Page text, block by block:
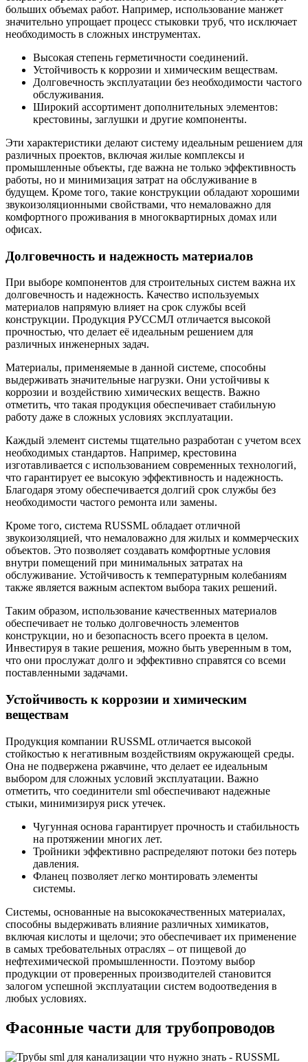
больших объемах работ. Например, использование манжет
значительно упрощает процесс стыковки труб, что исключает
необходимость в сложных инструментах.
Высокая степень герметичности соединений.
Устойчивость к коррозии и химическим веществам.
Долговечность эксплуатации без необходимости частого
обслуживания.
Широкий ассортимент дополнительных элементов:
крестовины, заглушки и другие компоненты.
Эти характеристики делают систему идеальным решением для
различных проектов, включая жилые комплексы и
промышленные объекты, где важна не только эффективность
работы, но и минимизация затрат на обслуживание в
будущем. Кроме того, такие конструкции обладают хорошими
звукоизоляционными свойствами, что немаловажно для
комфортного проживания в многоквартирных домах или
офисах.
Долговечность и надежность материалов
При выборе компонентов для строительных систем важна их
долговечность и надежность. Качество используемых
материалов напрямую влияет на срок службы всей
конструкции. Продукция РУССМЛ отличается высокой
прочностью, что делает её идеальным решением для
различных инженерных задач.
Материалы, применяемые в данной системе, способны
выдерживать значительные нагрузки. Они устойчивы к
коррозии и воздействию химических веществ. Важно
отметить, что такая продукция обеспечивает стабильную
работу даже в сложных условиях эксплуатации.
Каждый элемент системы тщательно разработан с учетом всех
необходимых стандартов. Например, крестовина
изготавливается с использованием современных технологий,
что гарантирует ее высокую эффективность и надежность.
Благодаря этому обеспечивается долгий срок службы без
необходимости частого ремонта или замены.
Кроме того, система RUSSML обладает отличной
звукоизоляцией, что немаловажно для жилых и коммерческих
объектов. Это позволяет создавать комфортные условия
внутри помещений при минимальных затратах на
обслуживание. Устойчивость к температурным колебаниям
также является важным аспектом выбора таких решений.
Таким образом, использование качественных материалов
обеспечивает не только долговечность элементов
конструкции, но и безопасность всего проекта в целом.
Инвестируя в такие решения, можно быть уверенным в том,
что они прослужат долго и эффективно справятся со всеми
поставленными задачами.
Устойчивость к коррозии и химическим
веществам
Продукция компании RUSSML отличается высокой
стойкостью к негативным воздействиям окружающей среды.
Она не подвержена ржавчине, что делает ее идеальным
выбором для сложных условий эксплуатации. Важно
отметить, что соединители sml обеспечивают надежные
стыки, минимизируя риск утечек.
Чугунная основа гарантирует прочность и стабильность
на протяжении многих лет.
Тройники эффективно распределяют потоки без потерь
давления.
Фланец позволяет легко монтировать элементы
системы.
Системы, основанные на высококачественных материалах,
способны выдерживать влияние различных химикатов,
включая кислоты и щелочи; это обеспечивает их применение
в самых требовательных отраслях – от пищевой до
нефтехимической промышленности. Поэтому выбор
продукции от проверенных производителей становится
залогом успешной эксплуатации систем водоотведения в
любых условиях.
Фасонные части для трубопроводов